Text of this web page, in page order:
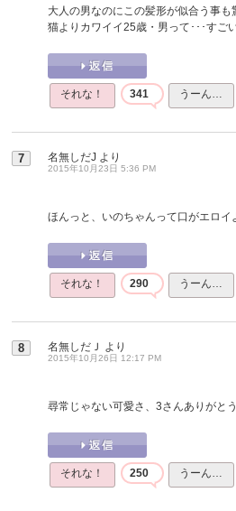
大人の男なのにこの髪形が似合う事も
猫よりカワイイ25歳・男って･･･すご
それな！ 341 うーん…
7 名無しだJ より
2015年10月23日 5:36 PM
ほんっと、いのちゃんって口がエロイ
それな！ 290 うーん…
8 名無しだＪ より
2015年10月26日 12:17 PM
尋常じゃない可愛さ、3さんありがとう
それな！ 250 うーん…